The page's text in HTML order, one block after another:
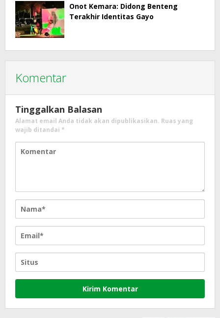
Onot Kemara: Didong Benteng
Terakhir Identitas Gayo
Komentar
Tinggalkan Balasan
Alamat email Anda tidak akan dipublikasikan. Ruas yang
wajib ditandai *